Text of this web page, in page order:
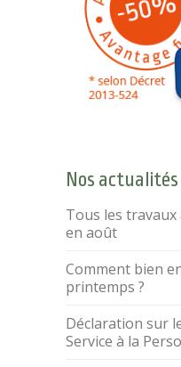
Nos actualités
Tous les
en août
Comment bien
printemps ?
Déclaration sur
Service à la